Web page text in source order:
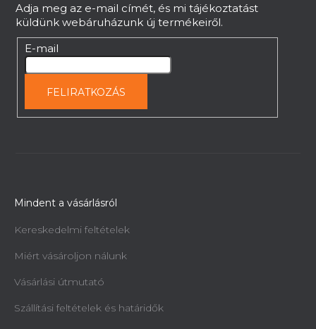
Adja meg az e-mail címét, és mi tájékoztatást
küldünk webáruházunk új termékeiről.
E-mail
FELIRATKOZÁS
Mindent a vásárlásról
Kereskedelmi feltételek
Miért vásároljon nálunk
Vásárlási útmutató
Szállítási feltételek és határidők